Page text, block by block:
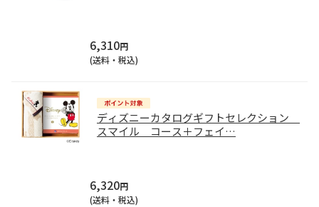
6,310円
(送料・税込)
ディズニーカタログギフトセレクション
スマイル コース＋フェイ…
6,320円
(送料・税込)